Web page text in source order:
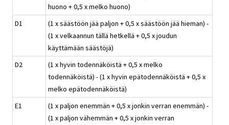
huono + 0,5 x melko huono)
D1
(1 x säästöön jää paljon + 0,5 x säästöön jää hieman) -
(1 x velkaannun tällä hetkellä + 0,5 x joudun
käyttämään säästöjä)
D2
(1 x hyvin todennäköistä + 0,5 x melko
todennäköistä) - (1 x hyvin epätodennäköistä + 0,5 x
melko epätodennäköistä)
E1
(1 x paljon enemmän + 0,5 x jonkin verran enemmän) -
(1 x paljon vähemmän + 0,5 x jonkin verran